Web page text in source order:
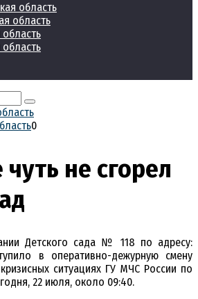
область
область
область
0
не сгорел
Детского сада № 118 по адресу:
в оперативно-дежурную смену
ситуациях ГУ МЧС России по
22 июля, около 09:40.